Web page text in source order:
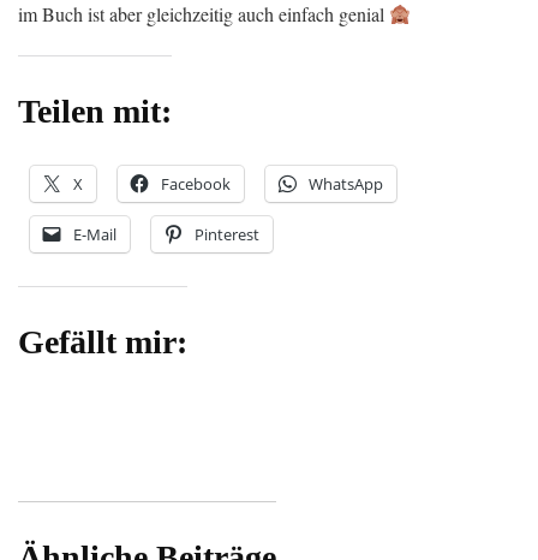
im Buch ist aber gleichzeitig auch einfach genial
Teilen mit:
X Facebook WhatsApp
E-Mail Pinterest
Gefällt mir: